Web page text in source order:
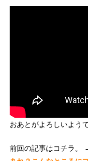
おあとがよろしいようで
前回の記事はコチラ。